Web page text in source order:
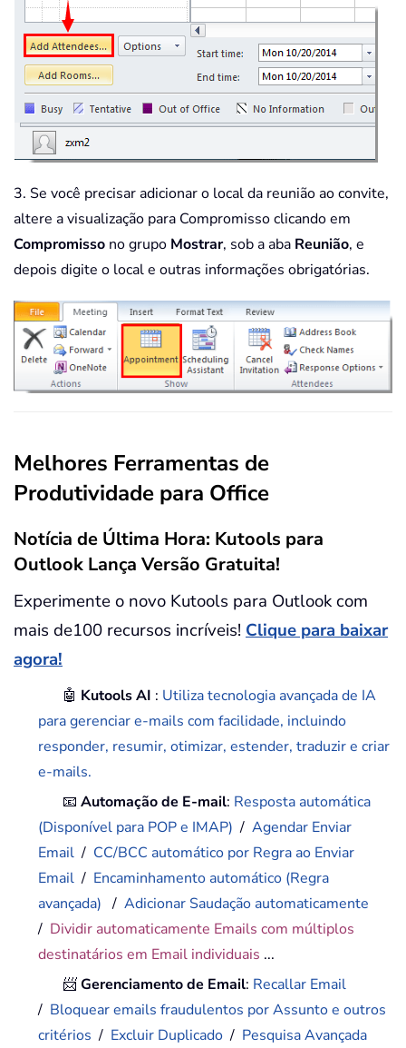
3. Se você precisar adicionar o local da reunião ao convite,
altere a visualização para Compromisso clicando em
Compromisso no grupo Mostrar, sob a aba Reunião, e
depois digite o local e outras informações obrigatórias.
Melhores Ferramentas de
Produtividade para Office
Notícia de Última Hora: Kutools para
Outlook Lança Versão Gratuita!
Experimente o novo Kutools para Outlook com
mais de100 recursos incríveis! Clique para baixar
agora!
🤖 Kutools AI : Utiliza tecnologia avançada de IA
para gerenciar e-mails com facilidade, incluindo
responder, resumir, otimizar, estender, traduzir e criar
e-mails.
📧Automação de E-mail: Resposta automática
(Disponível para POP e IMAP) /Agendar Enviar
Email / CC/BCC automático por Regra ao Enviar
Email / Encaminhamento automático (Regra
avançada) /Adicionar Saudação automaticamente
/ Dividir automaticamente Emails com múltiplos
destinatários em Email individuais ...
📨Gerenciamento de Email: Recallar Email
/ Bloquear emails fraudulentos por Assunto e outros
critérios / Excluir Duplicado / Pesquisa Avançada